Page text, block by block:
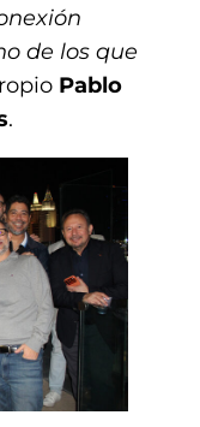
de los que
Pablo
.